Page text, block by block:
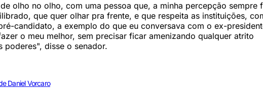
olho no olho, com uma pessoa que, a minha percepção sempre
que quer olhar pra frente, e que respeita as instituições,
candidato, a exemplo do que eu conversava com o ex-
o meu melhor, sem precisar ficar amenizando qualquer atrito
poderes", disse o senador.
Daniel Vorcaro